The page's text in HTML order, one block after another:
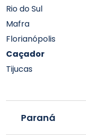
Rio do Sul
Mafra
Florianópolis
Caçador
Tijucas
Paraná